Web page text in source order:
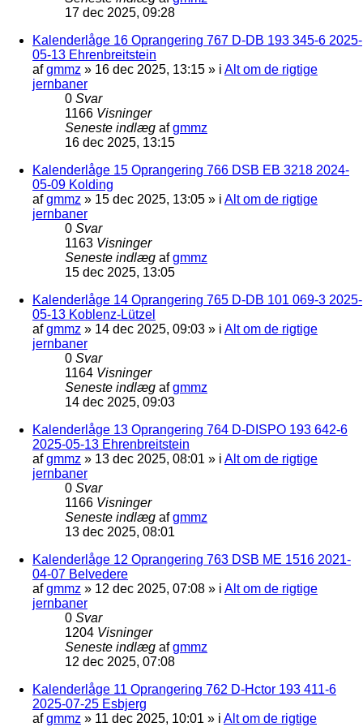
17 dec 2025, 09:28
Kalenderlåge 16 Oprangering 767 D-DB 193 345-6 2025-
05-13 Ehrenbreitstein
afgmmz » 16 dec 2025, 13:15 » i Alt om de rigtige
jernbaner
0 Svar
1166 Visninger
Seneste indlæg afgmmz
16 dec 2025, 13:15
Kalenderlåge 15 Oprangering 766 DSB EB 3218 2024-
05-09 Kolding
afgmmz » 15 dec 2025, 13:05 » i Alt om de rigtige
jernbaner
0 Svar
1163 Visninger
Seneste indlæg afgmmz
15 dec 2025, 13:05
Kalenderlåge 14 Oprangering 765 D-DB 101 069-3 2025-
05-13 Koblenz-Lützel
afgmmz » 14 dec 2025, 09:03 » i Alt om de rigtige
jernbaner
0 Svar
1164 Visninger
Seneste indlæg afgmmz
14 dec 2025, 09:03
Kalenderlåge 13 Oprangering 764 D-DISPO 193 642-6
2025-05-13 Ehrenbreitstein
afgmmz » 13 dec 2025, 08:01 » i Alt om de rigtige
jernbaner
0 Svar
1166 Visninger
Seneste indlæg afgmmz
13 dec 2025, 08:01
Kalenderlåge 12 Oprangering 763 DSB ME 1516 2021-
04-07 Belvedere
afgmmz » 12 dec 2025, 07:08 » i Alt om de rigtige
jernbaner
0 Svar
1204 Visninger
Seneste indlæg afgmmz
12 dec 2025, 07:08
Kalenderlåge 11 Oprangering 762 D-Hctor 193 411-6
2025-07-25 Esbjerg
afgmmz » 11 dec 2025, 10:01 » i Alt om de rigtige